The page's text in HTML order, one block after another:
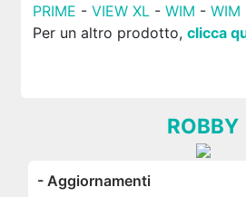
PRIME - VIEW XL - WIM - WIM
Per un altro prodotto, clicca
ROBBY
- Aggiornamenti